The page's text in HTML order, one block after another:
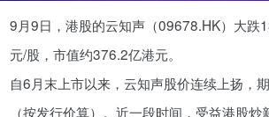
资鲸精选 | 127页PPT，读懂复
星、平安、腾讯、比亚迪、碧桂园
局！（非常值得收藏！）
11-01
9月9日，港股的云知声（09678.HK）大跌
元/股，市值约376.2亿港元。
自6月末上市以来，云知声股价连续上扬，
（按发行价算）。近一段时间，受益港股